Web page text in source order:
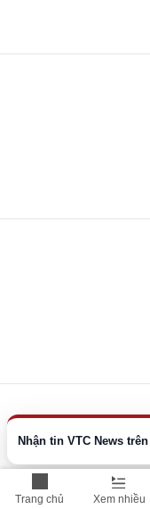
Trang chủ Xem nhiều
Nhận tin VTC News